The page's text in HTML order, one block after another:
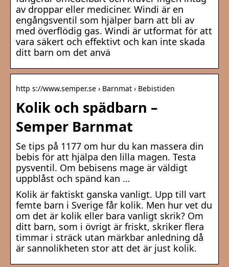
av droppar eller mediciner. Windi är en
engångsventil som hjälper barn att bli av
med överflödig gas. Windi är utformat för att
vara säkert och effektivt och kan inte skada
ditt barn om det anvä
http s://www.semper.se › Barnmat › Bebistiden
Kolik och spädbarn –
Semper Barnmat
Se tips på 1177 om hur du kan massera din
bebis för att hjälpa den lilla magen. Testa
pysventil. Om bebisens mage är väldigt
uppblåst och spänd kan …
Kolik är faktiskt ganska vanligt. Upp till vart
femte barn i Sverige får kolik. Men hur vet du
om det är kolik eller bara vanligt skrik? Om
ditt barn, som i övrigt är friskt, skriker flera
timmar i sträck utan märkbar anledning då
är sannolikheten stor att det är just kolik.